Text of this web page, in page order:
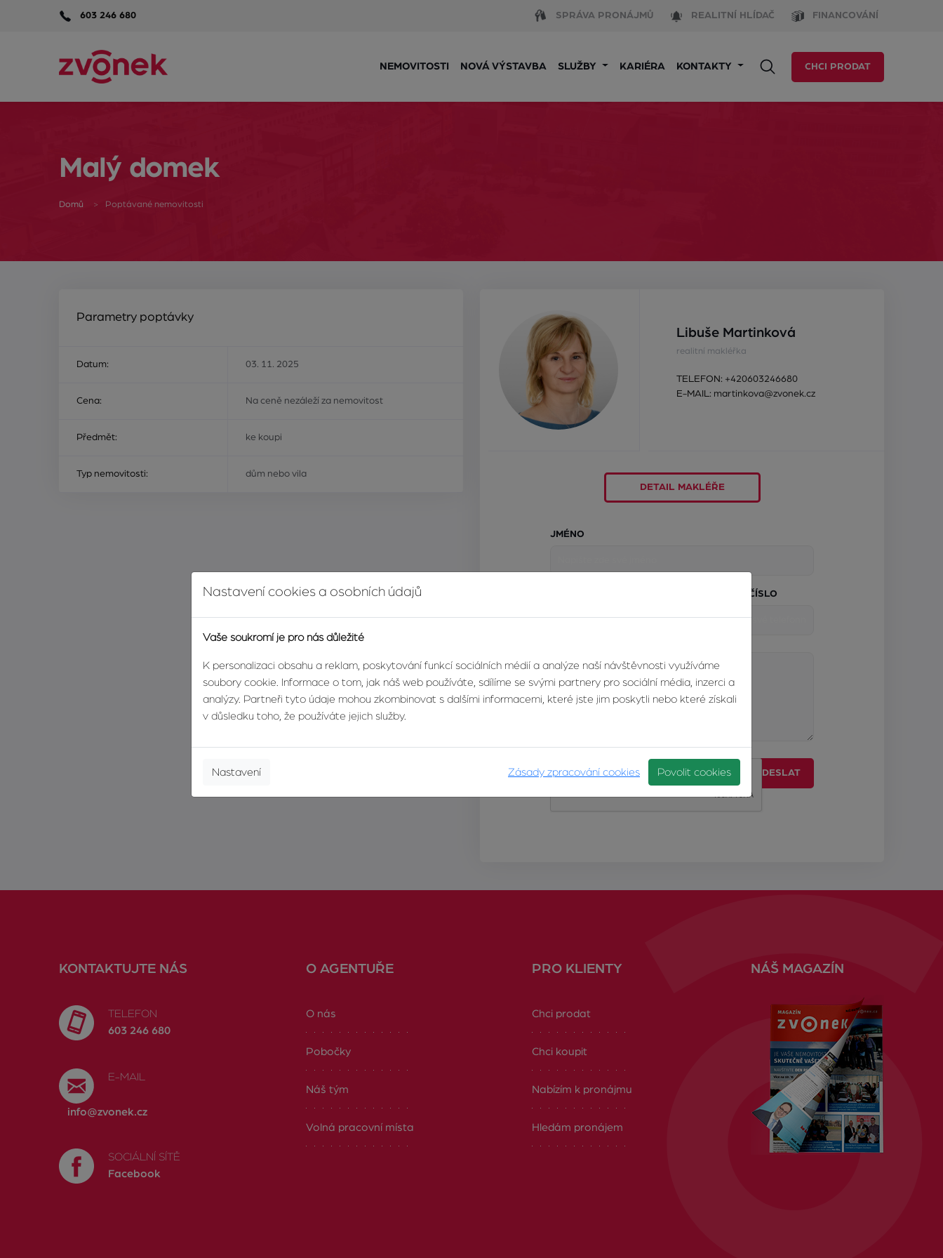
603 246 680 SPRÁVA PRONÁJMŮ REALITNÍ HLÍDAČ FINANCOVÁNÍ
NEMOVITOSTI NOVÁ VÝSTAVBA SLUŽBY KARIÉRA KONTAKTY CHCI PRODAT
Malý domek
Domů Poptávané nemovitosti
Parametry poptávky
Datum: 03. 11. 2025
Cena: Na ceně nezáleží za nemovitost
Předmět: ke koupi
Typ nemovitosti: dům nebo vila
Libuše Martinková
realitní makléřka
TELEFON: +420603246680
E-MAIL: martinkova@zvonek.cz
DETAIL MAKLÉŘE
JMÉNO
TELEFONNÍ ČÍSLO
ODESLAT
KONTAKTUJTE NÁS
TELEFON
603 246 680
E-MAIL
info@zvonek.cz
SOCIÁLNÍ SÍTĚ
Facebook
O AGENTUŘE
O nás
Pobočky
Náš tým
Volná pracovní místa
PRO KLIENTY
Chci prodat
Chci koupit
Nabízím k pronájmu
Hledám pronájem
NÁŠ MAGAZÍN
Nastavení cookies a osobních údajů
Vaše soukromí je pro nás důležité
K personalizaci obsahu a reklam, poskytování funkcí sociálních médií a analýze naší návštěvnosti využíváme
soubory cookie. Informace o tom, jak náš web používáte, sdílíme se svými partnery pro sociální média, inzerci a
analýzy. Partneři tyto údaje mohou zkombinovat s dalšími informacemi, které jste jim poskytli nebo které získali
v důsledku toho, že používáte jejich služby.
Zásady zpracování cookies
Nastavení Povolit cookies